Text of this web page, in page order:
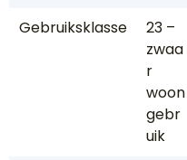
Gebruiksklasse
23 –
zwaa
r
woon
gebr
uik